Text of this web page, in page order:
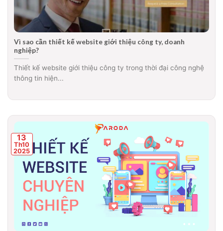
Vì sao cần thiết kế website giới thiệu công ty, doanh
nghiệp?
Thiết kế website giới thiệu công ty trong thời đại công nghệ
thông tin hiện...
13
Th10
2025